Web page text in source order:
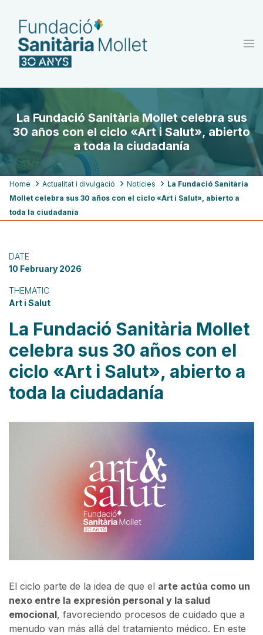
main
content
La Fundació Sanitària Mollet celebra sus
30 años con el ciclo «Art i Salut», abierto
a toda la ciudadanía
Breadcrumb
Home Actualitat i divulgació Notícies
La Fundació Sanitària
Mollet celebra sus 30 años con el ciclo «Art i Salut», abierto a
toda la ciudadanía
DATE
10 February 2026
THEMATIC
Art i Salut
La Fundació Sanitària Mollet
celebra sus 30 años con el
ciclo «Art i Salut», abierto a
toda la ciudadanía
El ciclo parte de la idea de que el arte actúa como un
nexo entre la expresión personal y la salud
emocional, favoreciendo procesos de cuidado que a
menudo van más allá del tratamiento médico. En este